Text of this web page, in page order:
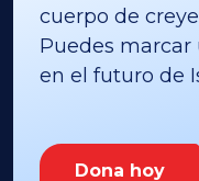
cuerpo de
Puedes marcar
en el futuro de
Dona hoy